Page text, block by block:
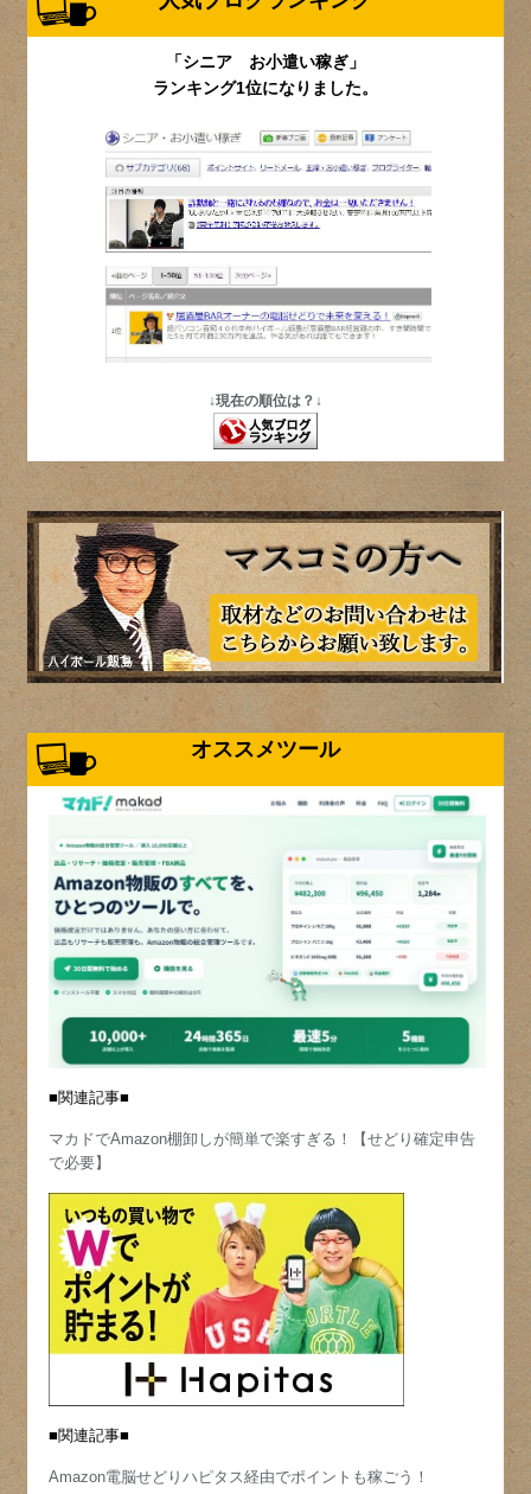
「シニア お小遣い稼ぎ」
ランキング1位になりました。
↓現在の順位は？↓
オススメツール
■関連記事■
マカドでAmazon棚卸しが簡単で楽すぎる！【せどり確定申告
で必要】
■関連記事■
Amazon電脳せどりハピタス経由でポイントも稼ごう！